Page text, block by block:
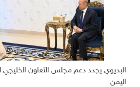
البديوي يجدد دعم مجلس التعاون
اليمن